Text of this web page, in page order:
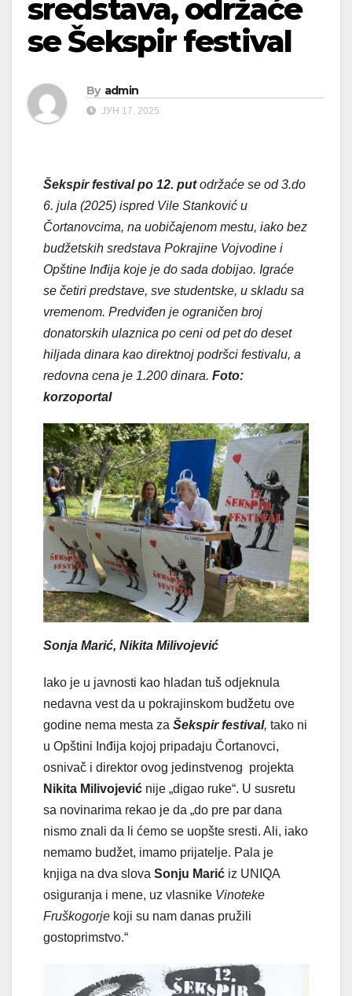
sredstava, održaće
se Šekspir festival
By admin
ЈУН 17, 2025
Šekspir festival po 12. putodržaće se od 3.do
6. jula (2025) ispred Vile Stanković u
Čortanovcima, na uobičajenom mestu, iako bez
budžetskih sredstava Pokrajine Vojvodine i
Opštine Inđija koje je do sada dobijao. Igraće
se četiri predstave, sve studentske, u skladu sa
vremenom. Predviđen je ograničen broj
donatorskih ulaznica po ceni od pet do deset
hiljada dinara kao direktnoj podršci festivalu, a
redovna cena je 1.200 dinara. Foto:
korzoportal
Sonja Marić, Nikita Milivojević
Iako je u javnosti kao hladan tuš odjeknula
nedavna vest da u pokrajinskom budžetu ove
godine nema mesta za Šekspir festival, tako ni
u Opštini Inđija kojoj pripadaju Čortanovci,
osnivač i direktor ovog jedinstvenog projekta
Nikita Milivojević nije „digao ruke“. U susretu
sa novinarima rekao je da „do pre par dana
nismo znali da li ćemo se uopšte sresti. Ali, iako
nemamo budžet, imamo prijatelje. Pala je
knjiga na dva slova Sonju Marić iz UNIQA
osiguranja i mene, uz vlasnike Vinoteke
Fruškogorje koji su nam danas pružili
gostoprimstvo.“